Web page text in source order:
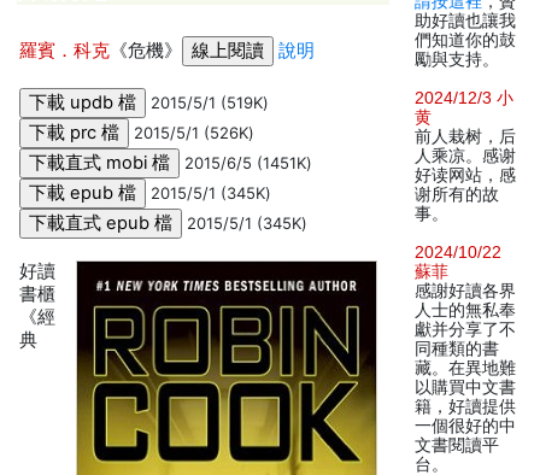
羅賓．科克 《危機》 說明
2015/5/1 (519K)
2015/5/1 (526K)
2015/6/5 (1451K)
2015/5/1 (345K)
2015/5/1 (345K)
好讀
書櫃
《經
典
助好讀也讓我
們知道你的鼓
勵與支持。
2024/12/3 小
黄
前人栽树，后
人乘凉。感谢
好读网站，感
谢所有的故
事。
2024/10/22
蘇菲
感謝好讀各界
人士的無私奉
獻并分享了不
同種類的書
藏。在異地難
以購買中文書
籍，好讀提供
一個很好的中
文書閱讀平
台。